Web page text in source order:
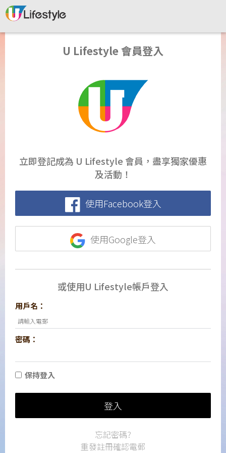
U Lifestyle 會員登入
立即登記成為 U Lifestyle 會員，盡享獨家優惠
及活動！
使用Facebook登入
使用Google登入
或使用U Lifestyle帳戶登入
用戶名：
密碼：
保持登入
登入
忘記密碼?
重發註冊確認電郵